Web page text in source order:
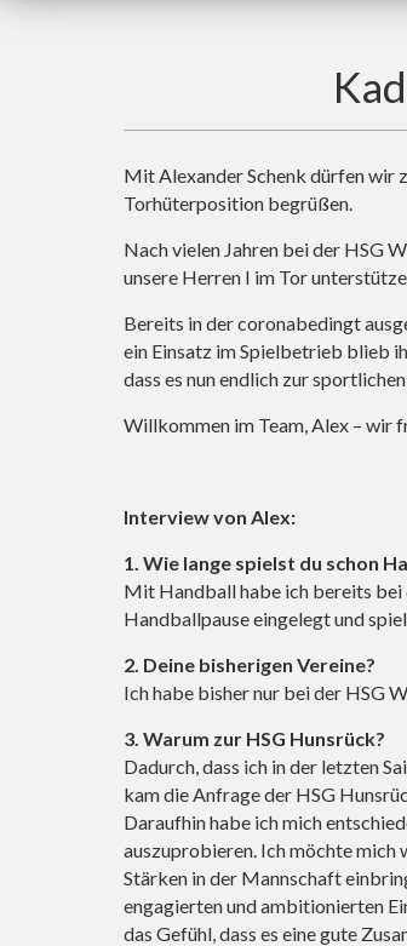
Mit Alexander Schenk dürfen wir
Torhüterposition begrüßen.
Nach vielen Jahren bei der HSG
unsere Herren I im Tor
Bereits in der coronabedingt
ein Einsatz im Spielbetrieb blieb
dass es nun endlich zur
Willkommen im Team, Alex – wir
Interview von Alex:
1. Wie lange spielst du schon
Mit Handball habe ich bereits bei
Handballpause eingelegt und
2. Deine bisherigen Vereine?
Ich habe bisher nur bei der HSG
3. Warum zur HSG Hunsrück?
Dadurch, dass ich in der letzten
kam die Anfrage der HSG
Daraufhin habe ich mich
auszuprobieren. Ich möchte mich
Stärken in der Mannschaft
engagierten und ambitionierten
das Gefühl, dass es eine gute